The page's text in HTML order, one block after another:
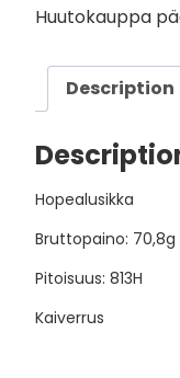
Huutokauppa
Description
Hopealusikka
Bruttopaino: 70,8g
Pitoisuus: 813H
Kaiverrus